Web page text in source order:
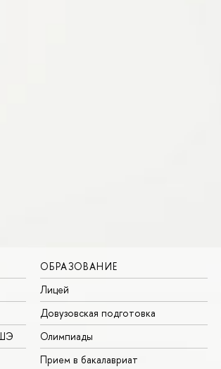
ОБРАЗОВАНИЕ
Лицей
Довузовская подготовка
Олимпиады
Прием в бакалавриат